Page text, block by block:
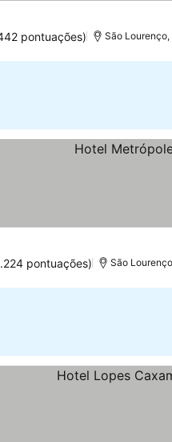
pontuações) São
pontuações) São